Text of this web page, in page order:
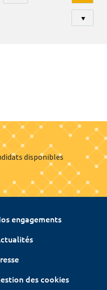
▼
disponibles
engagements
des cookies